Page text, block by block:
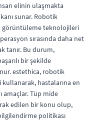
elinin ulaşmakta
sunar. Robotik
görüntüleme teknolojileri
sırasında daha net
tanır. Bu durum,
bir şekilde
estethica, robotik
hastalarına en
amaçlar. Tüp mide
edilen bir konu olup,
politikası